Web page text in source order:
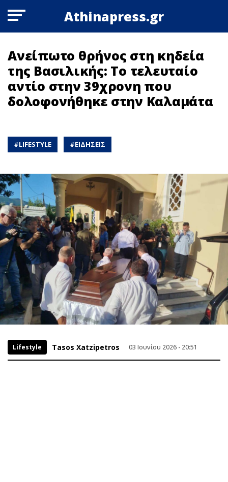
Athinapress.gr
Ανείπωτο θρήνος στη κηδεία
της Βασιλικής: Το τελευταίο
αντίο στην 39χρονη που
δολοφονήθηκε στην Καλαμάτα
#LIFESTYLE #ΕΙΔΗΣΕΙΣ
Lifestyle Tasos Xatzipetros 03 Ιουνίου 2026 - 20:51